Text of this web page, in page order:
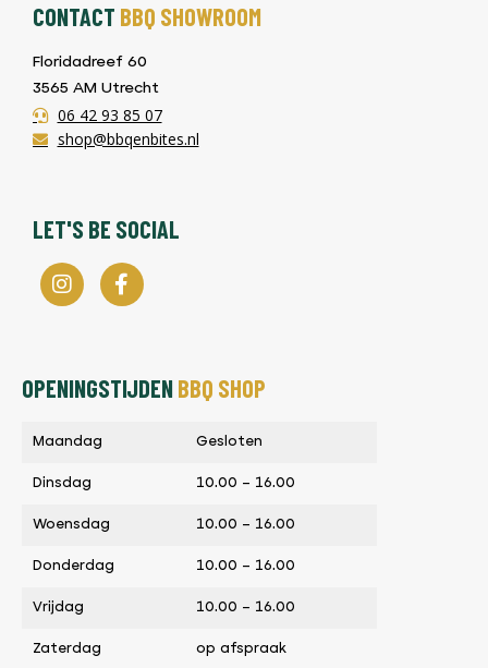
CONTACT BBQ SHOWROOM
Floridadreef 60
3565 AM Utrecht
06 42 93 85 07
shop@bbqenbites.nl
LET'S BE SOCIAL
OPENINGSTIJDENBBQ SHOP
Maandag Gesloten
Dinsdag 10.00 – 16.00
Woensdag 10.00 – 16.00
Donderdag 10.00 – 16.00
Vrijdag 10.00 – 16.00
Zaterdag op afspraak